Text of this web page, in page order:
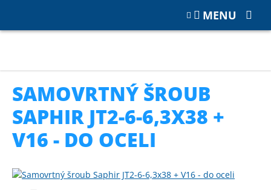
SAMOVRTNÝ ŠROUB
SAPHIR JT2-6-6,3X38 +
V16 - DO OCELI
MENU